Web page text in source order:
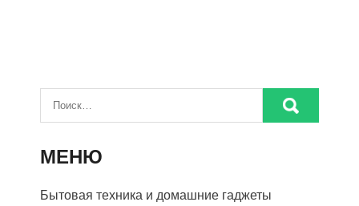
МЕНЮ
Бытовая техника и домашние гаджеты